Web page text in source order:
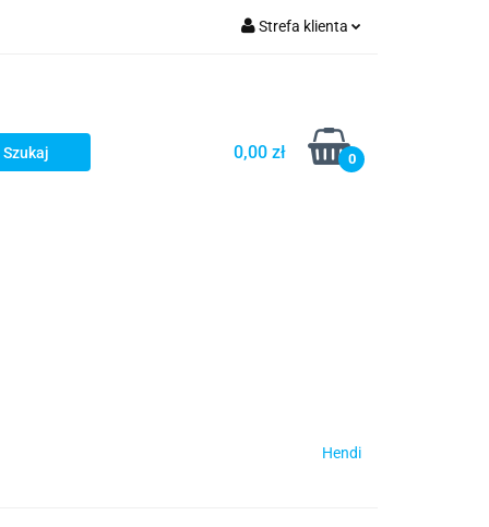
Strefa klienta
Dodaj zgłoszenie
0,00 zł 0
Hendi